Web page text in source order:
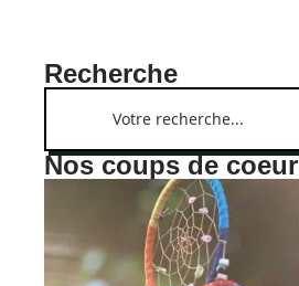
Recherche
Nos coups de coeur